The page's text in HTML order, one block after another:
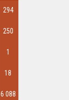
294
250
1
18
6 088